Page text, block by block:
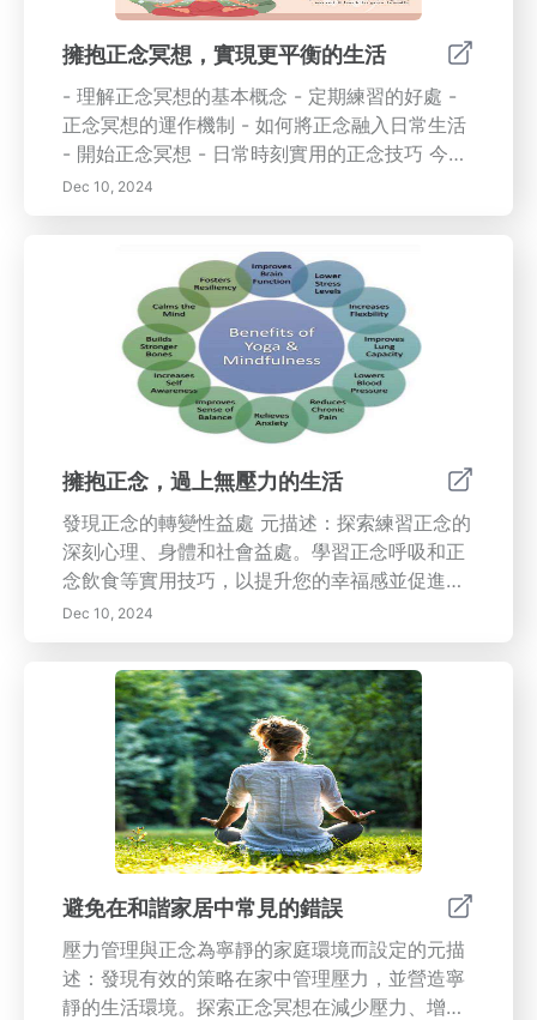
擁抱正念冥想，實現更平衡的生活
- 理解正念冥想的基本概念 - 定期練習的好處 -
正念冥想的運作機制 - 如何將正念融入日常生活
- 開始正念冥想 - 日常時刻實用的正念技巧 今天
就開始你的正念之旅，發現它對你整體生活品質
的深遠影響！
Dec 10, 2024
擁抱正念，過上無壓力的生活
發現正念的轉變性益處 元描述：探索練習正念的
深刻心理、身體和社會益處。學習正念呼吸和正
念飲食等實用技巧，以提升您的幸福感並促進更
深層的聯繫。 內容概述：深入探討這篇綜合文章
中正念的眾多益處。揭示正念練習如何顯著緩解
焦慮和抑鬱，促進情緒穩定，並通過減輕壓力來
改善您的身體健康。發現其在通過正念溝通培養
同理心和改善關係中的作用。學習簡單有效的技
巧，如正念呼吸和正念飲食，以將正念融入您的
日常生活中。通過更加專注於當下、減輕壓力和
增強應對挑戰的韌性來改變您的生活。今天加入
正念運動，體驗更平衡、更充實的生活。 關鍵
詞：正念，正念的益處，正念技巧，心理健康，
情緒穩定，身體健康，正念呼吸，正念飲食
Dec 10, 2024
避免在和諧家居中常見的錯誤
壓力管理與正念為寧靜的家庭環境而設定的元描
述：發現有效的策略在家中管理壓力，並營造寧
靜的生活環境。探索正念冥想在減少壓力、增強